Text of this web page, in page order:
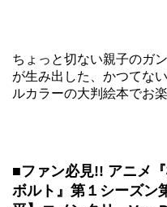
ちょっと切ない親子のガ
が生み出した、かつてな
ルカラーの大判絵本でお
■ファン必見!! アニメ
ボルト』第１シーズン